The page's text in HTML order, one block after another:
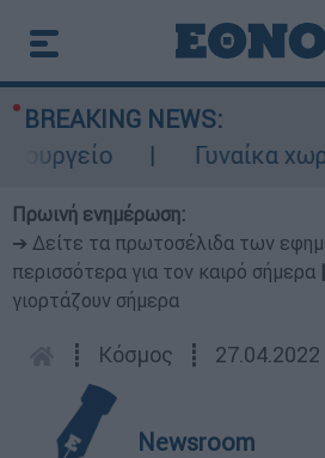
BREAKING NEWS:
Γυναίκα χωρίς
Πρωινή ενημέρωση:
➔ Δείτε τα πρωτοσέλιδα των
περισσότερα για τον καιρό σήμερα
γιορτάζουν σήμερα
┋ Κόσμος ┋ 27.04.2022
Newsroom